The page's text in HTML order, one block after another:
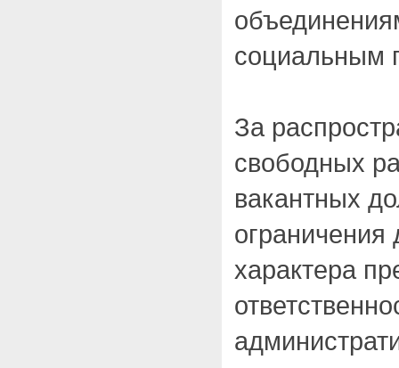
социальным
За
свободных
вакантных
ограничения
характера